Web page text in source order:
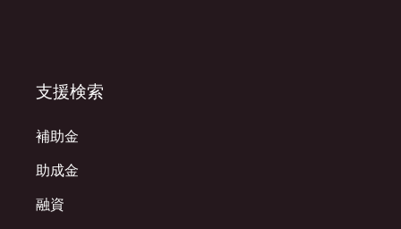
支援検索
補助金
助成金
融資